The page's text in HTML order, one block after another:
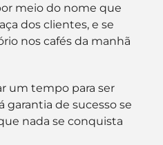
meio do nome que
dos clientes, e se
nos cafés da manhã
um tempo para ser
garantia de sucesso se
nada se conquista